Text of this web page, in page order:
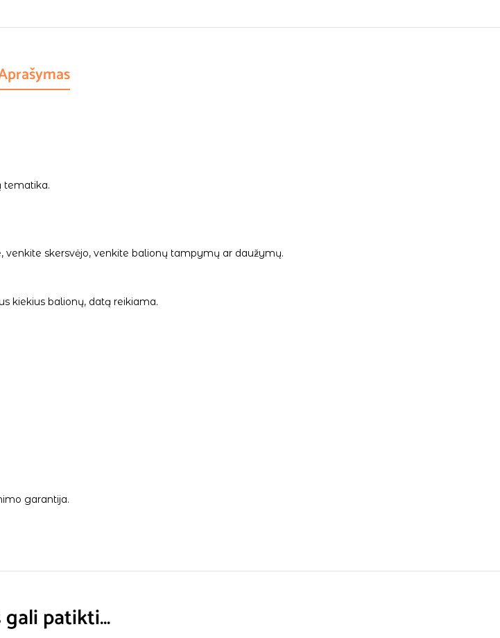
tematika.
skersvėjo, venkite balionų tampymų ar daužymų.
kiekius balionų, datą reikiama.
garantija.
gali patikti…